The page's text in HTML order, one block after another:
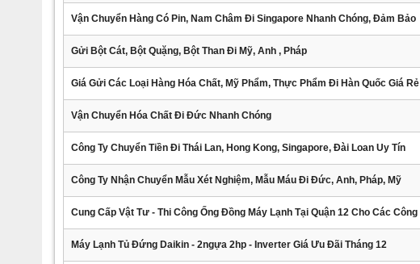
Vận Chuyển Hàng Có Pin, Nam Châm Đi Singapore Nhanh Chóng, Đảm Bảo
Gửi Bột Cát, Bột Quặng, Bột Than Đi Mỹ, Anh , Pháp
Giá Gửi Các Loại Hàng Hóa Chất, Mỹ Phẩm, Thực Phẩm Đi Hàn Quốc Giá Rẻ
Vận Chuyển Hóa Chất Đi Đức Nhanh Chóng
Công Ty Chuyển Tiền Đi Thái Lan, Hong Kong, Singapore, Đài Loan Uy Tín
Công Ty Nhận Chuyển Mẫu Xét Nghiệm, Mẫu Máu Đi Đức, Anh, Pháp, Mỹ
Cung Cấp Vật Tư - Thi Công Ống Đồng Máy Lạnh Tại Quận 12 Cho Các Công
Máy Lạnh Tủ Đứng Daikin - 2ngựa 2hp - Inverter Giá Ưu Đãi Tháng 12